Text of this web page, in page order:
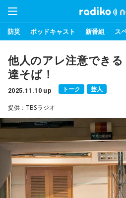
防災 ポッドキャスト 新番組 ス
他人のアレ注意でき
達そば！
2025.11.10 up トーク 芸人
提供：TBSラジオ